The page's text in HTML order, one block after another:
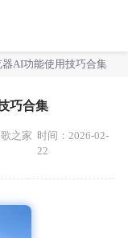
器AI功能使用技巧合集
巧合集
之家 时间：2026-02-
22